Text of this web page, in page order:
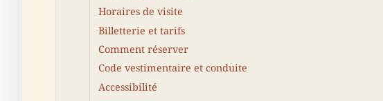
Horaires de visite
Billetterie et tarifs
Comment réserver
Code vestimentaire et conduite
Accessibilité